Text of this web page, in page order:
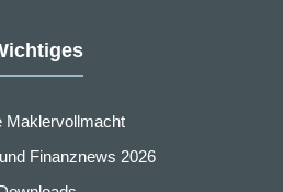
Maklervollmacht
Finanznews 2026